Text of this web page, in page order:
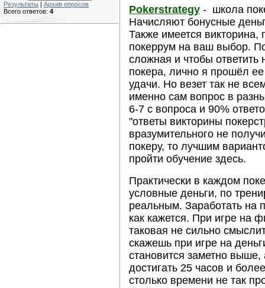
Результаты | Архив опросов
Всего ответов: 4
Pokerstrategy - школа
Начисляют бонусные
Также имеется
покеррум на ваш выбор.
сложная и чтобы ответить
покера, лично я прошёл ее
удачи. Но везет так не
именно сам вопрос в
6-7 с вопроса и 90%
"ответы викторины
вразумительного не
покеру, то лучшим
пройти обучение здесь.
Практически в каждом
условные деньги, по
реальным. Заработать на
как кажется. При игре на
таковая не сильно
скажешь при игре на
становится заметно
достигать 25 часов и
столько времени не так